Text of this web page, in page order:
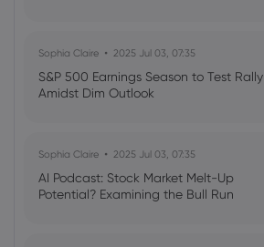
Sophia Claire 2025 Jul 03, 07:35
S&P 500 Earnings Season to Test Rally
Amidst Dim Outlook
Sophia Claire 2025 Jul 03, 07:35
AI Podcast: Stock Market Melt-Up
Potential? Examining the Bull Run